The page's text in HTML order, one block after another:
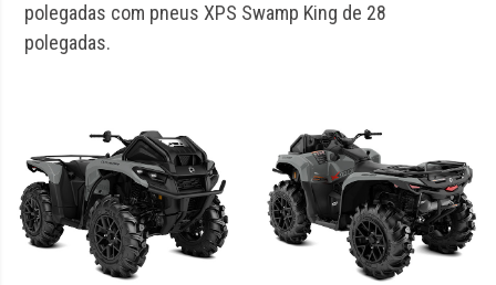
polegadas com pneus XPS Swamp King de 28
polegadas.